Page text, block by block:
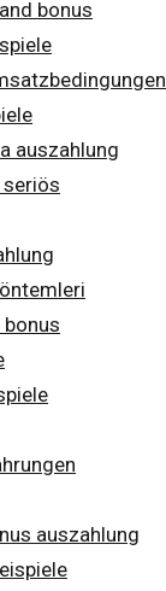
bonus
auszahlung
seriös
auszahlung